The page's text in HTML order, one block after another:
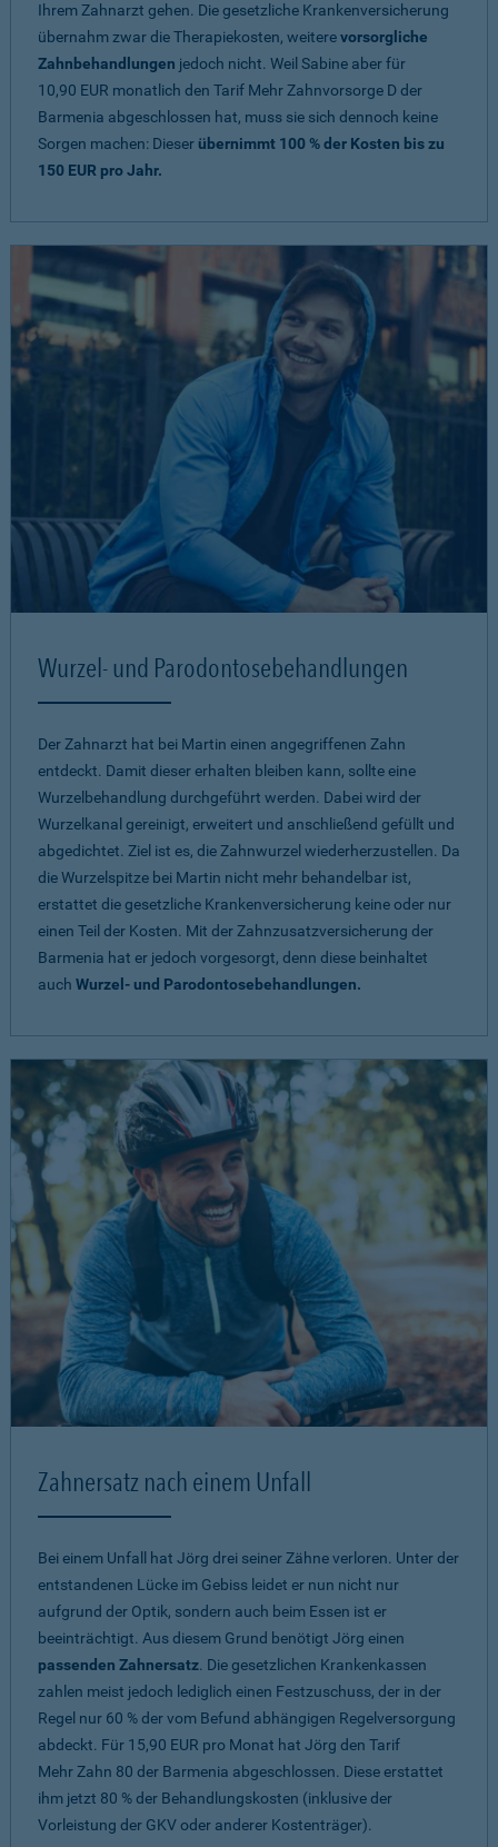
Ihrem Zahnarzt gehen. Die gesetzliche Krankenversicherung
übernahm zwar die Therapiekosten, weiterevorsorgliche
Zahnbehandlungen jedoch nicht. Weil Sabine aber für
10,90 EUR monatlich den Tarif Mehr Zahnvorsorge D der
Barmenia abgeschlossen hat, muss sie sich dennoch keine
Sorgen machen: Dieser übernimmt 100 % der Kosten bis zu
150 EUR pro Jahr.
Wurzel- und Parodontosebehandlungen
Der Zahnarzt hat bei Martin einen angegriffenen Zahn
entdeckt. Damit dieser erhalten bleiben kann, sollte eine
Wurzelbehandlung durchgeführt werden. Dabei wird der
Wurzelkanal gereinigt, erweitert und anschließend gefüllt und
abgedichtet. Ziel ist es, die Zahnwurzel wiederherzustellen. Da
die Wurzelspitze bei Martin nicht mehr behandelbar ist,
erstattet die gesetzliche Krankenversicherung keine oder nur
einen Teil der Kosten. Mit der Zahnzusatzversicherung der
Barmenia hat er jedoch vorgesorgt, denn diese beinhaltet
auch Wurzel- und Parodontosebehandlungen.
Zahnersatz nach einem Unfall
Bei einem Unfall hat Jörg drei seiner Zähne verloren. Unter der
entstandenen Lücke im Gebiss leidet er nun nicht nur
aufgrund der Optik, sondern auch beim Essen ist er
beeinträchtigt. Aus diesem Grund benötigt Jörg einen
passenden Zahnersatz. Die gesetzlichen Krankenkassen
zahlen meist jedoch lediglich einen Festzuschuss, der in der
Regel nur 60 % der vom Befund abhängigen Regelversorgung
abdeckt. Für 15,90 EUR pro Monat hat Jörg den Tarif
Mehr Zahn 80 der Barmenia abgeschlossen. Diese erstattet
ihm jetzt 80 % der Behandlungskosten (inklusive der
Vorleistung der GKV oder anderer Kostenträger).